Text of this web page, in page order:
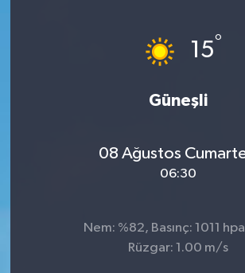
15°
Güneşli
08 Ağustos
06:30
Nem: %82, Basınç: 1011
Rüzgar: 1.00 m/s